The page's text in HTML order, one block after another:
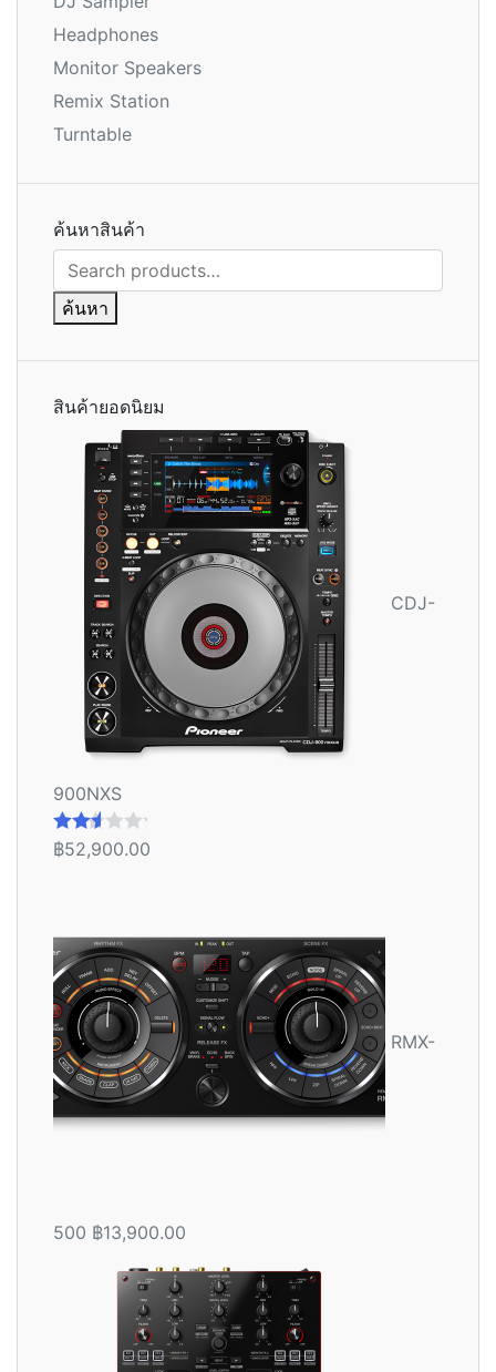
Headphones
Monitor Speakers
Remix Station
Turntable
ค้นหาสินค้า
ค้นหา:
ค้นหา
สินค้ายอดนิยม
CDJ-
900NXS
ให้
1-5
คะแน
น
฿52,900.00
RMX-
500 ฿13,900.00